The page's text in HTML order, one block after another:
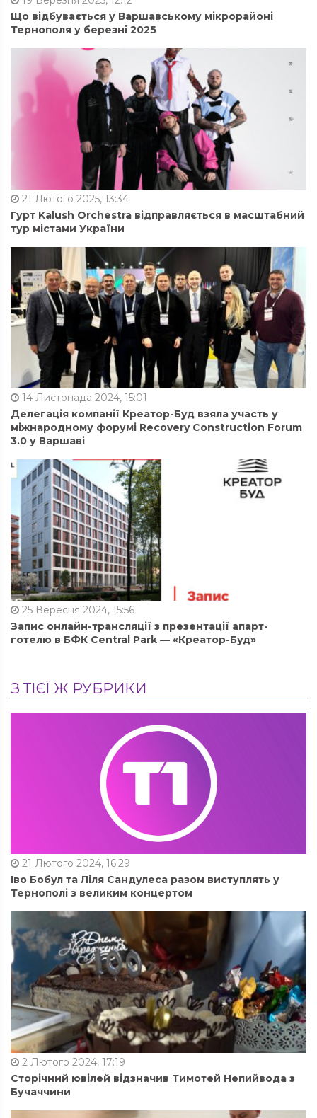
Що відбувається у Варшавському мікрорайоні
Тернополя у березні 2025
21 Лютого 2025, 13:34
Гурт Kalush Orchestra відправляється в масштабний
тур містами України
14 Листопада 2024, 15:01
Делегація компанії Креатор-Буд взяла участь у
міжнародному форумі Recovery Construction Forum
3.0 у Варшаві
25 Вересня 2024, 15:56
Запис онлайн-трансляції з презентації апарт-
готелю в БФК Central Park — «Креатор-Буд»
З ТІЄЇ Ж РУБРИКИ
21 Лютого 2024, 16:29
Іво Бобул та Ліля Сандулеса разом виступлять у
Тернополі з великим концертом
2 Лютого 2024, 17:19
Сторічний ювілей відзначив Тимотей Непийвода з
Бучаччини